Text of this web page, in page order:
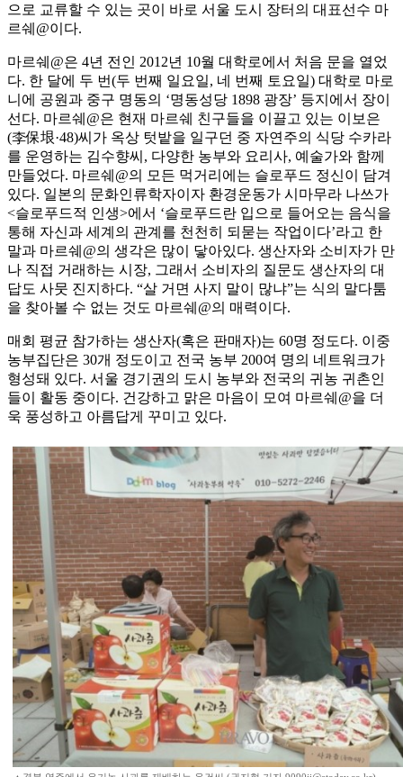
으로 교류할 수 있는 곳이 바로 서울 도시 장터의 대표선수 마
르쉐@이다.
마르쉐@은 4년 전인 2012년 10월 대학로에서 처음 문을 열었
다. 한 달에 두 번(두 번째 일요일, 네 번째 토요일) 대학로 마로
니에 공원과 중구 명동의 ‘명동성당 1898 광장’ 등지에서 장이
선다. 마르쉐@은 현재 마르쉐 친구들을 이끌고 있는 이보은
(李保垠·48)씨가 옥상 텃밭을 일구던 중 자연주의 식당 수카라
를 운영하는 김수향씨, 다양한 농부와 요리사, 예술가와 함께
만들었다. 마르쉐@의 모든 먹거리에는 슬로푸드 정신이 담겨
있다. 일본의 문화인류학자이자 환경운동가 시마무라 나쓰가
<슬로푸드적 인생>에서 ‘슬로푸드란 입으로 들어오는 음식을
통해 자신과 세계의 관계를 천천히 되묻는 작업이다’라고 한
말과 마르쉐@의 생각은 많이 닿아있다. 생산자와 소비자가 만
나 직접 거래하는 시장, 그래서 소비자의 질문도 생산자의 대
답도 사뭇 진지하다. “살 거면 사지 말이 많냐”는 식의 말다툼
을 찾아볼 수 없는 것도 마르쉐@의 매력이다.
매회 평균 참가하는 생산자(혹은 판매자)는 60명 정도다. 이중
농부집단은 30개 정도이고 전국 농부 200여 명의 네트워크가
형성돼 있다. 서울 경기권의 도시 농부와 전국의 귀농 귀촌인
들이 활동 중이다. 건강하고 맑은 마음이 모여 마르쉐@을 더
욱 풍성하고 아름답게 꾸미고 있다.